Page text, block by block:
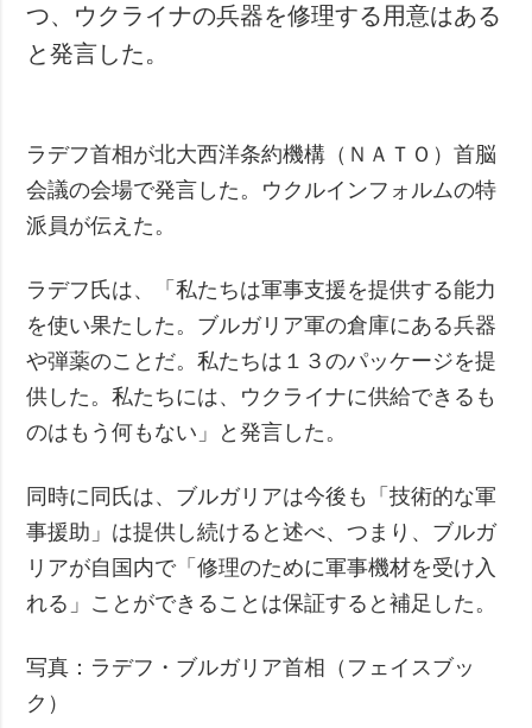
つ、ウクライナの兵器を修理する用意はある
と発言した。
ラデフ首相が北大西洋条約機構（ＮＡＴＯ）首脳
会議の会場で発言した。ウクルインフォルムの特
派員が伝えた。
ラデフ氏は、「私たちは軍事支援を提供する能力
を使い果たした。ブルガリア軍の倉庫にある兵器
や弾薬のことだ。私たちは１３のパッケージを提
供した。私たちには、ウクライナに供給できるも
のはもう何もない」と発言した。
同時に同氏は、ブルガリアは今後も「技術的な軍
事援助」は提供し続けると述べ、つまり、ブルガ
リアが自国内で「修理のために軍事機材を受け入
れる」ことができることは保証すると補足した。
写真：ラデフ・ブルガリア首相（フェイスブッ
ク）